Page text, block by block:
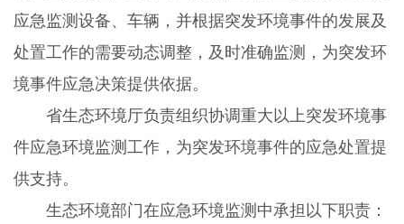
应急监测设备、车辆，并根据突发环境事件的发展及
处置工作的需要动态调整，及时准确监测，为突发环
境事件应急决策提供依据。
省生态环境厅负责组织协调重大以上突发环境事
件应急环境监测工作，为突发环境事件的应急处置提
供支持。
生态环境部门在应急环境监测中承担以下职责：